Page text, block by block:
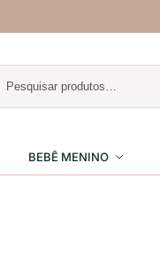
BEBÊ MENINO